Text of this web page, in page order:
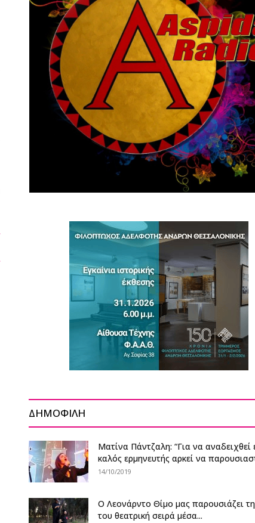
ΔΗΜΟΦΙΛΗ
Ματίνα Πάντζαλη: “Για να αναδειχθεί
καλός ερμηνευτής αρκεί να
14/10/2019
Ο Λεονάρντο Θίμο μας παρουσιάζει
του θεατρική σειρά μέσα...